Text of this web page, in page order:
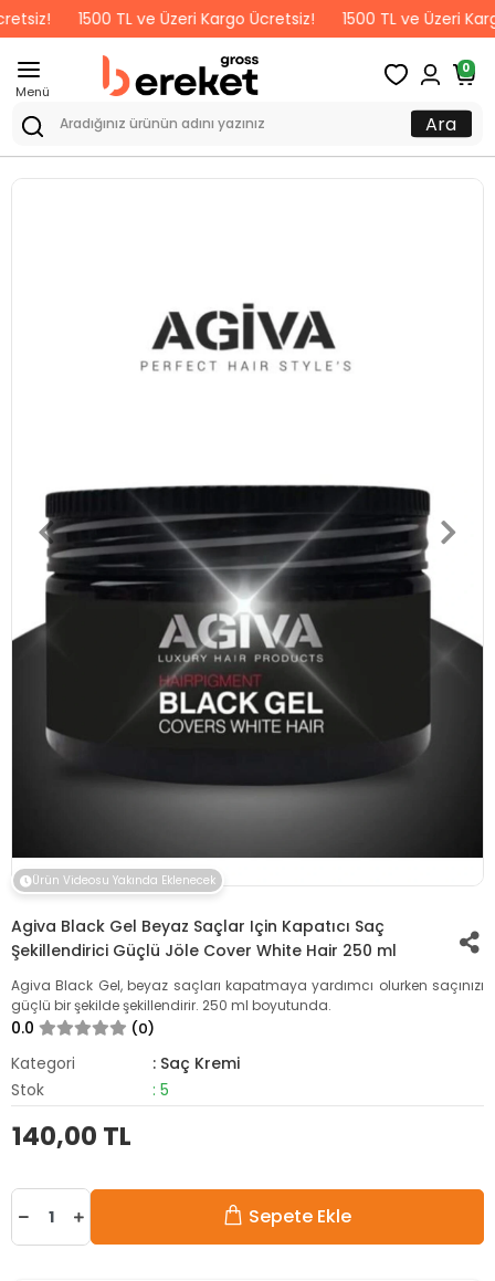
1500 TL ve Üzeri Kargo Ücretsiz! 1500 TL ve Üzeri Kargo
Menü
0
Ara
Ürün Videosu Yakında Eklenecek
Agiva Black Gel Beyaz Saçlar Için Kapatıcı Saç
Şekillendirici Güçlü Jöle Cover White Hair 250 ml
Agiva Black Gel, beyaz saçları kapatmaya yardımcı olurken saçınızı
güçlü bir şekilde şekillendirir. 250 ml boyutunda.
0.0 (0)
Kategori
: Saç Kremi
Stok
: 5
140,00 TL
Sepete Ekle